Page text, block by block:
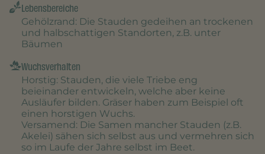
Lebensbereiche
Gehölzrand : Die Stauden gedeihen an trockenen
und halbschattigen Standorten, z.B. unter
Bäumen
Wuchsverhalten
Horstig: Stauden, die viele Triebe eng
beieinander entwickeln, welche aber keine
Ausläufer bilden. Gräser haben zum Beispiel oft
einen horstigen Wuchs.
Versamend : Die Samen mancher Stauden (z.B.
Akelei) sähen sich selbst aus und vermehren sich
so im Laufe der Jahre selbst im Beet.